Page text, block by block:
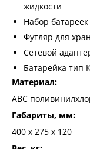
жидкости
Набор батареек
Футляр для
Сетевой
Батарейка тип
Материал:
АВС
Габариты, мм:
400 х 275 х 120